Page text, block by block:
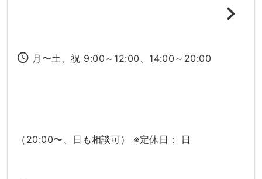
access_time 月〜土、祝 9:00～12:00、14:00～20:00
（20:00〜、日も相談可） ※定休日： 日